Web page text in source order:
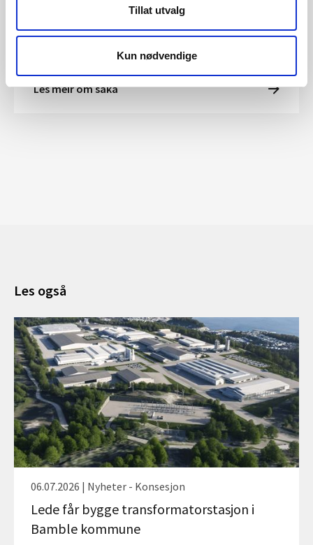
Tillat utvalg
Kun nødvendige
hbsu@nve.no
Tlf: 905 30 984
Les meir om saka
Les også
06.07.2026 | Nyheter - Konsesjon
Lede får bygge transformatorstasjon i
Bamble kommune